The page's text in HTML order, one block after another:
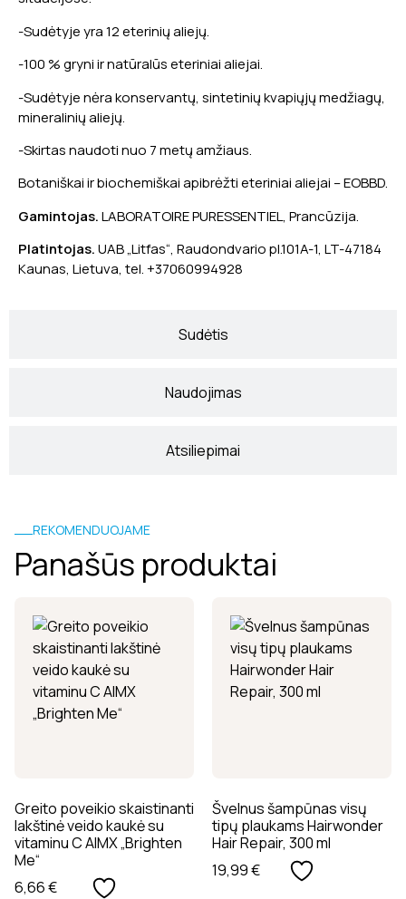
Sudėtis
Naudojimas
Atsiliepimai
-Sudėtyje yra 12 eterinių aliejų.
-100 % gryni ir natūralūs eteriniai aliejai.
-Sudėtyje nėra konservantų, sintetinių kvapiųjų medžiagų,
mineralinių aliejų.
-Skirtas naudoti nuo 7 metų amžiaus.
Botaniškai ir biochemiškai apibrėžti eteriniai aliejai – EOBBD.
Gamintojas.LABORATOIRE PURESSENTIEL, Prancūzija.
Platintojas.UAB „Litfas“, Raudondvario pl.101A-1, LT-47184
Kaunas, Lietuva, tel. +37060994928
REKOMENDUOJAME
Panašūs produktai
Greito poveikio skaistinanti
lakštinė veido kaukė su
vitaminu C AIMX „Brighten
Me“
6,66€
Švelnus šampūnas visų
tipų plaukams Hairwonder
Hair Repair, 300 ml
19,99€